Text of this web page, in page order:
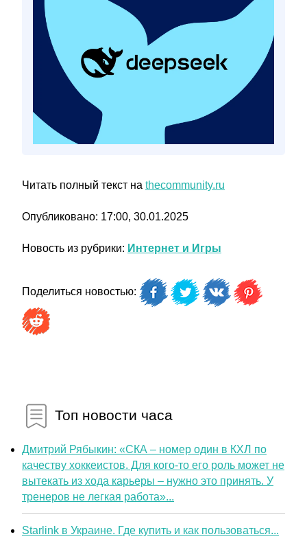
Читать полный текст на thecommunity.ru
Опубликовано: 17:00, 30.01.2025
Новость из рубрики: Интернет и Игры
Поделиться новостью:
Топ новости часа
Дмитрий Рябыкин: «СКА – номер один в КХЛ по
качеству хоккеистов. Для кого-то его роль может не
вытекать из хода карьеры – нужно это принять. У
тренеров не легкая работа»...
Starlink в Украине. Где купить и как пользоваться...